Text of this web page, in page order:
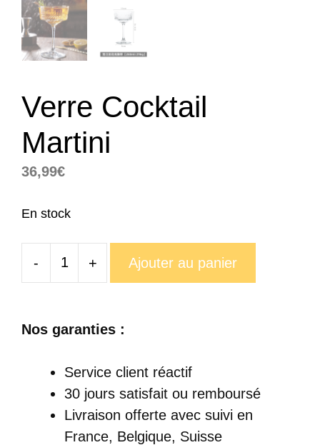
Verre Cocktail
Martini
36,99€
En stock
-
quantité
Cocktail
+ Ajouter au panier
Nos garanties :
Service client réactif
30 jours satisfait ou remboursé
Livraison offerte avec suivi en
France, Belgique, Suisse